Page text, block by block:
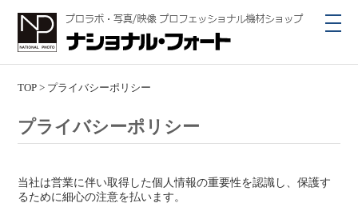
TOP > プライバシーポリシー
プライバシーポリシー
当社は営業に伴い取得した個人情報の重要性を認識し、保護す
るために細心の注意を払います。